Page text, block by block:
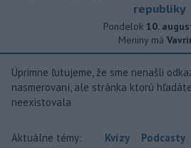
republiky
Pondelok 10.
Meniny má
Úprimne ľutujeme, že sme nenašli
nasmerovaní, ale stránka ktorú
neexistovala
Aktuálne témy: Kvízy Podcasty